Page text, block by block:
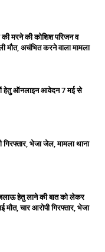
की मरने की कोशिश परिजन व
मौत, अचंभित करने वाला मामला
हेतु ऑनलाइन आवेदन 7 मई से
भेजा जेल, मामला थाना
हेतु लाने की बात को लेकर
मौत, चार आरोपी गिरफ्तार, भेजा